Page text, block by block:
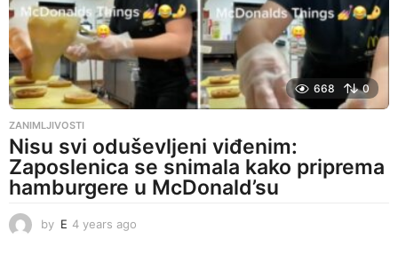
668 0
ZANIMLJIVOSTI
Nisu svi oduševljeni viđenim:
Zaposlenica se snimala kako priprema
hamburgere u McDonald’su
by E 4 years ago